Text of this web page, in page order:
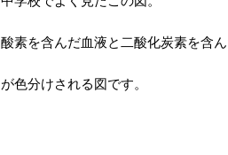
酸素を含んだ血液と二酸化炭素を含
が色分けされる図です。